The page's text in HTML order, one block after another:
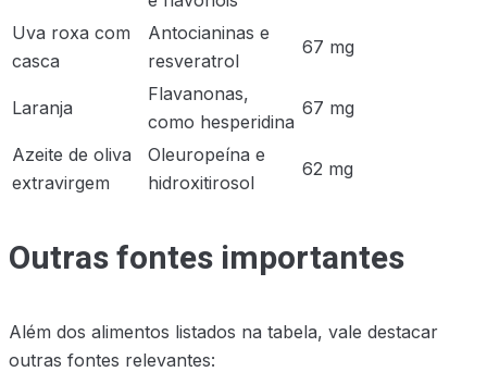
Uva roxa com
casca
Antocianinas e
resveratrol
67 mg
Laranja
Flavanonas,
como hesperidina
67 mg
Azeite de oliva
extravirgem
Oleuropeína e
hidroxitirosol
62 mg
Outras fontes importantes
Além dos alimentos listados na tabela, vale destacar
outras fontes relevantes: